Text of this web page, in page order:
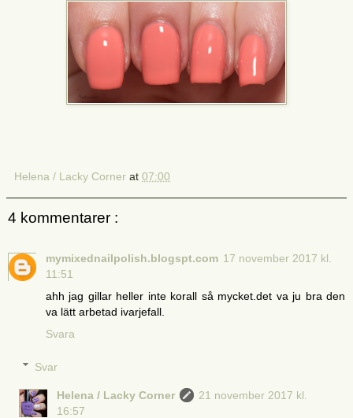
Helena / Lacky Corner at 07:00
4 kommentarer :
mymixednailpolish.blogspt.com 17 november 2017 kl.
11:51
ahh jag gillar heller inte korall så mycket.det va ju bra den
va lätt arbetad ivarjefall.
Svara
Svar
Helena / Lacky Corner
21 november 2017 kl.
16:57